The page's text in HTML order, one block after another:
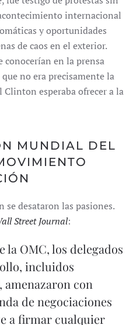
internacional
y oportunidades
de caos en el exterior.
conocerían en la prensa
no era precisamente la
esperaba ofrecer a la
MUNDIAL DEL
desataron las pasiones.
Street Journal:
OMC, los delegados
incluidos
amenazaron con
de negociaciones
a firmar cualquier